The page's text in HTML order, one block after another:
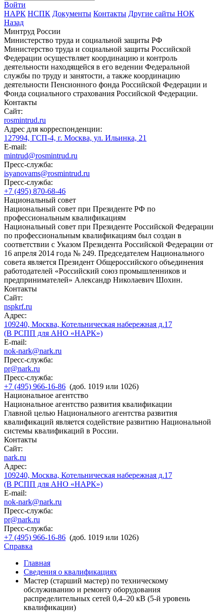
Войти
НАРК НСПК Документы Контакты Другие сайты НОК
Назад
Минтруд России
Министерство труда и социальной защиты РФ
Министерство труда и социальной защиты Российской
Федерации осуществляет координацию и контроль
деятельности находящейся в его ведении Федеральной
службы по труду и занятости, а также координацию
деятельности Пенсионного фонда Российской Федерации и
Фонда социального страхования Российской Федерации.
Контакты
Сайт:
rosmintrud.ru
Адрес для корреспонденции:
127994, ГСП-4, г. Москва, ул. Ильинка, 21
E-mail:
mintrud@rosmintrud.ru
Пресс-служба:
isyanovams@rosmintrud.ru
Пресс-служба:
+7 (495) 870-68-46
Национальный совет
Национальный совет при Президенте РФ по
профессиональным квалификациям
Национальный совет при Президенте Российской Федерации
по профессиональным квалификациям был создан в
соответствии с Указом Президента Российской Федерации от
16 апреля 2014 года № 249. Председателем Национального
совета является Президент Общероссийского объединения
работодателей «Российский союз промышленников и
предпринимателей» Александр Николаевич Шохин.
Контакты
Сайт:
nspkrf.ru
Адрес:
109240, Москва, Котельническая набережная д.17
(В РСПП для АНО «НАРК»)
E-mail:
nok-nark@nark.ru
Пресс-служба:
pr@nark.ru
Пресс-служба:
+7 (495) 966-16-86 (доб. 1019 или 1026)
Национальное агентство
Национальное агентство развития квалификации
Главной целью Национального агентства развития
квалификаций является содействие развитию Национальной
системы квалификаций в России.
Контакты
Сайт:
nark.ru
Адрес:
109240, Москва, Котельническая набережная д.17
(В РСПП для АНО «НАРК»)
E-mail:
nok-nark@nark.ru
Пресс-служба:
pr@nark.ru
Пресс-служба:
+7 (495) 966-16-86 (доб. 1019 или 1026)
Справка
Главная
Сведения о квалификациях
Мастер (старший мастер) по техническому
обслуживанию и ремонту оборудования
распределительных сетей 0,4–20 кВ (5-й уровень
квалификации)